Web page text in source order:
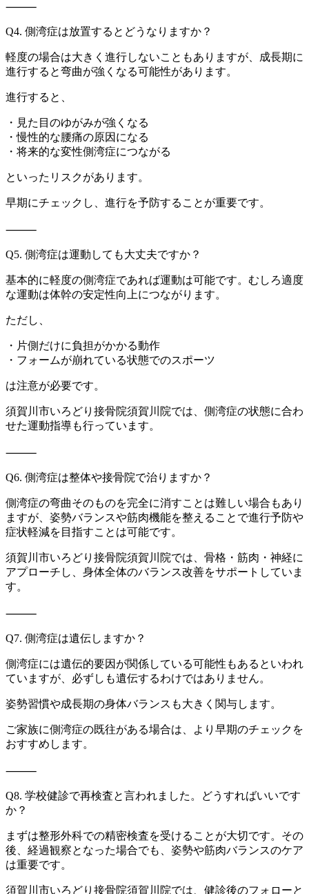
⸻
Q4. 側湾症は放置するとどうなりますか？
軽度の場合は大きく進行しないこともありますが、成長期に
進行すると弯曲が強くなる可能性があります。
進行すると、
・見た目のゆがみが強くなる
・慢性的な腰痛の原因になる
・将来的な変性側湾症につながる
といったリスクがあります。
早期にチェックし、進行を予防することが重要です。
⸻
Q5. 側湾症は運動しても大丈夫ですか？
基本的に軽度の側湾症であれば運動は可能です。むしろ適度
な運動は体幹の安定性向上につながります。
ただし、
・片側だけに負担がかかる動作
・フォームが崩れている状態でのスポーツ
は注意が必要です。
須賀川市いろどり接骨院須賀川院では、側湾症の状態に合わ
せた運動指導も行っています。
⸻
Q6. 側湾症は整体や接骨院で治りますか？
側湾症の弯曲そのものを完全に消すことは難しい場合もあり
ますが 、姿勢バランスや筋肉機能を整えることで進行予防や
症状軽減を目 指すことは可能です。
須賀川市いろどり接骨院須賀川院では、骨格・筋肉・神経に
アプロ ーチし、身体全体のバランス改善をサポートしていま
す。
⸻
Q7. 側湾症は遺伝しますか？
側湾症には遺伝的要因が関係している可能性もあるといわれ
ていま すが、必ずしも遺伝するわけではありません。
姿勢習慣や成長期の身体バランスも大きく関与します。
ご家族に側湾症の既往がある場合は、より早期のチェックを
おすすめします。
⸻
Q8. 学校健診で再検査と言われました。どうすればいいです
か？
まずは整形外科での精密検査を受けることが大切です。その
後、経過観察となった場合でも、姿勢や筋肉バランスのケア
は重要です。
須賀川市いろどり接骨院須賀川院では、健診後のフォローと